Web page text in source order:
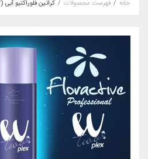
خانه فهرست محصولات کراتین فلوراکتیو آبی (W2)